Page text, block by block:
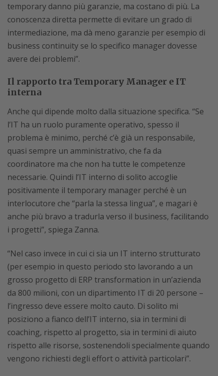
temporary danno più garanzie, ma costano di più. La
conoscenza diretta permette di evitare un grado di
intermediazione, ma dà meno garanzie per esempio di
business continuity se lo specifico manager dovesse
avere dei problemi”.
Il rapporto tra Temporary Manager e IT
interna
Anche qui dipende molto dalla situazione specifica. “Se
l’IT ha un ruolo puramente operativo, spesso il
problema è minimo, perché c’è già un responsabile,
quasi sempre un amministrativo, che fa da
coordinatore ma che non ha tutte le competenze
necessarie. Quindi l’IT interno di solito accoglie
positivamente il temporary manager perché è un
interlocutore che “parla la stessa lingua”, e magari è
anche più bravo a tradurla verso il business, facilitando
i progetti”, spiega Zanna.
“Nel caso invece in cui ci sia un IT interno strutturato
(per esempio in questo periodo sto lavorando a un
grosso progetto di ERP transformation in un’azienda
da 800 milioni, con un dipartimento IT di 20 persone –
l’ingresso deve essere molto cauto. Di solito mi
posiziono a fianco dell’IT interno, sia in termini di
coaching, rispetto al progetto, sia in termini di aiuto
rispetto alle risorse, sostenendoli specialmente quando
vengono richiesti degli effort o attività particolari”.